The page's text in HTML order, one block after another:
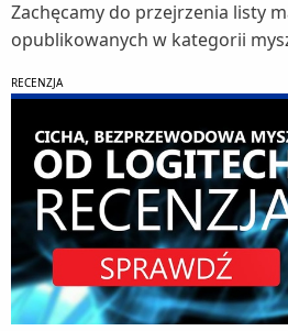
Zachęcamy do przejrzenia listy
opublikowanych w kategorii
RECENZJA